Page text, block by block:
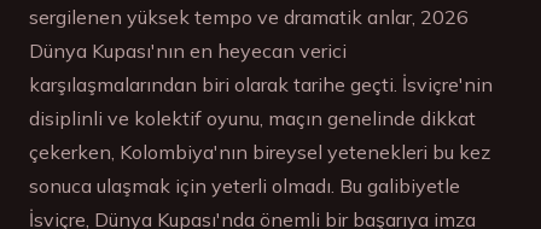
sergilenen yüksek tempo ve dramatik anlar, 2026
Dünya Kupası'nın en heyecan verici
karşılaşmalarından biri olarak tarihe geçti. İsviçre'nin
disiplinli ve kolektif oyunu, maçın genelinde dikkat
çekerken, Kolombiya'nın bireysel yetenekleri bu kez
sonuca ulaşmak için yeterli olmadı. Bu galibiyetle
İsviçre, Dünya Kupası'nda önemli bir başarıya imza